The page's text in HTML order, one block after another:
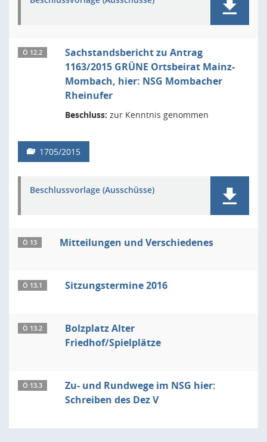
Ö 12.2
Sachstandsbericht zu Antrag
1163/2015 GRÜNE Ortsbeirat Mainz-
Mombach, hier: NSG Mombacher
Rheinufer
Beschluss: zur Kenntnis genommen
1705/2015
Beschlussvorlage (Ausschüsse)
Ö 13 Mitteilungen und Verschiedenes
Ö 13.1 Sitzungstermine 2016
Ö 13.2
Bolzplatz Alter
Friedhof/Spielplätze
Ö 13.3
Zu- und Rundwege im NSG hier:
Schreiben des Dez V